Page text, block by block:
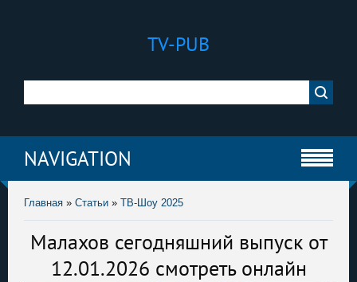
TV-PUB
NAVIGATION
Главная » Статьи » ТВ-Шоу 2025
Малахов сегодняшний выпуск от
12.01.2026 смотреть онлайн